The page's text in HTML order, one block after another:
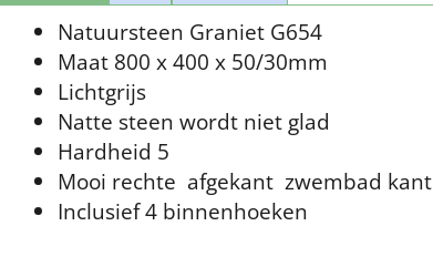
Natuursteen Graniet G654
Maat 800 x 400 x 50/30mm
Lichtgrijs
Natte steen wordt niet glad
Hardheid 5
Mooi rechte afgekant zwembad kant
Inclusief 4 binnenhoeken